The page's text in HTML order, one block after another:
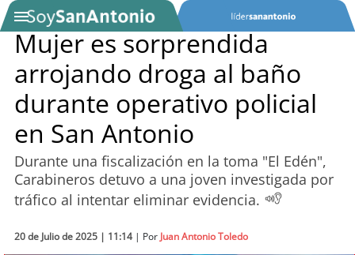
SOYTV
Podcast
Actualidad
Entretención
Economía
Mujer es sorprendida
arrojando droga al baño
durante operativo policial
en San Antonio
Durante una fiscalización en la toma "El Edén",
Carabineros detuvo a una joven investigada por
tráfico al intentar eliminar evidencia.
20 de Julio de 2025 | 11:14| Por Juan Antonio Toledo